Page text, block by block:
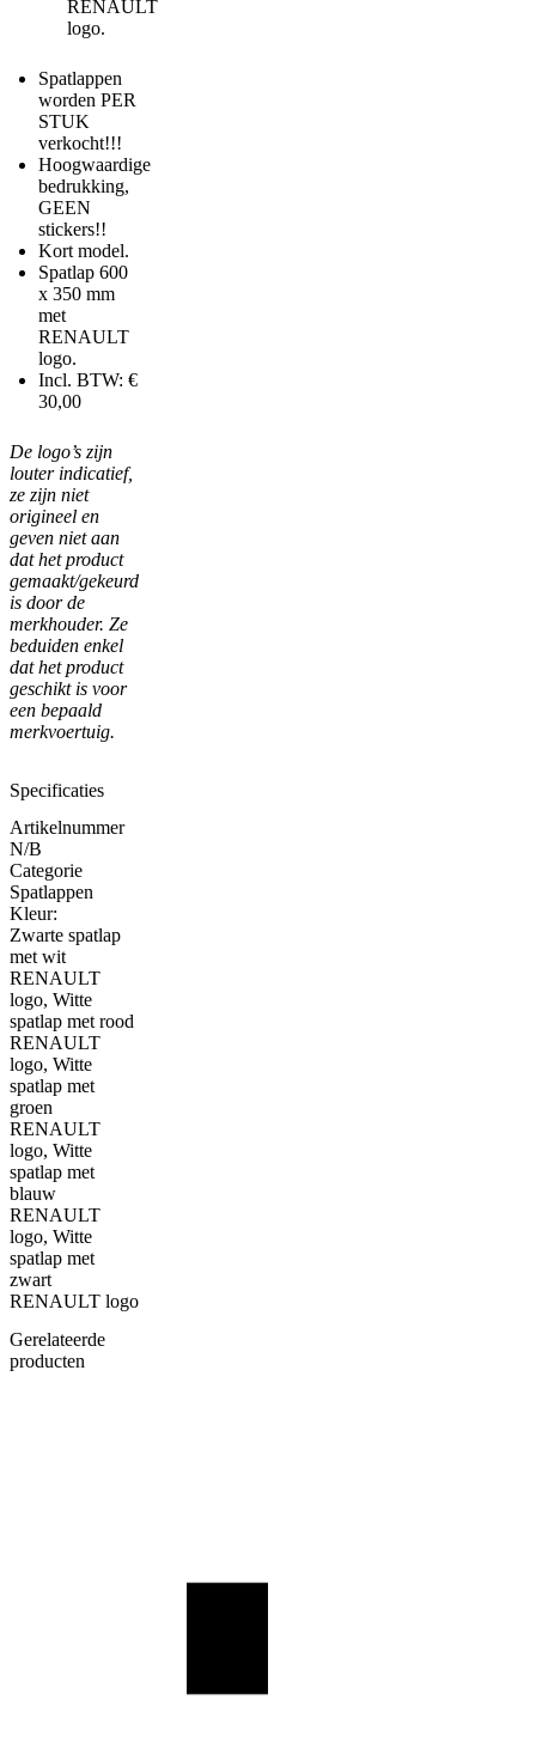
RENAULT
logo.
Spatlappen
worden PER
STUK
verkocht!!!
Hoogwaardige
bedrukking,
GEEN
stickers!!
Kort model.
Spatlap 600
x 350 mm
met
RENAULT
logo.
Incl. BTW: €
30,00
De logo’s zijn
louter indicatief,
ze zijn niet
origineel en
geven niet aan
dat het product
gemaakt/gekeurd
is door de
merkhouder. Ze
beduiden enkel
dat het product
geschikt is voor
een bepaald
merkvoertuig.
Specificaties
Artikelnummer
N/B
Categorie
Spatlappen
Kleur:
Zwarte spatlap
met wit
RENAULT
logo, Witte
spatlap met rood
RENAULT
logo, Witte
spatlap met
groen
RENAULT
logo, Witte
spatlap met
blauw
RENAULT
logo, Witte
spatlap met
zwart
RENAULT logo
Gerelateerde
producten